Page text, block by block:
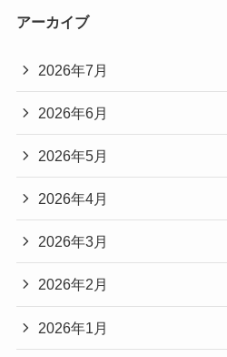
アーカイブ
2026年7月
2026年6月
2026年5月
2026年4月
2026年3月
2026年2月
2026年1月